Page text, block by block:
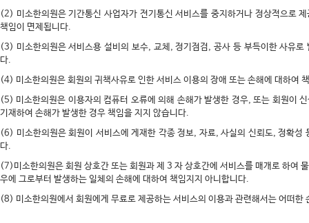
(2) 미소한의원은 기간통신 사업자가 전기통신 서비스를 중지하거나 정상적으로
책임이 면제됩니다.
(3) 미소한의원은 서비스용 설비의 보수, 교체, 정기점검, 공사 등 부득이한 사유로
다.
(4) 미소한의원은 회원의 귀책사유로 인한 서비스 이용의 장애 또는 손해에 대하여
(5) 미소한의원은 이용자의 컴퓨터 오류에 의해 손해가 발생한 경우, 또는 회원이
기재하여 손해가 발생한 경우 책임을 지지 않습니다.
(6) 미소한의원은 회원이 서비스에 게재한 각종 정보, 자료, 사실의 신뢰도, 정확성
다.
(7)미소한의원은 회원 상호간 또는 회원과 제 3 자 상호간에 서비스를 매개로 하여
우에 그로부터 발생하는 일체의 손해에 대하여 책임지지 아니합니다.
(8) 미소한의원에서 회원에게 무료로 제공하는 서비스의 이용과 관련해서는 어떠한